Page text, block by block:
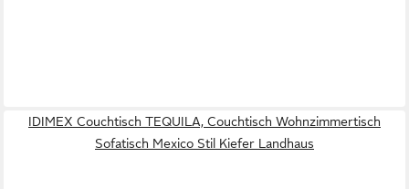
IDIMEX Couchtisch TEQUILA, Couchtisch Wohnzimmertisch
Sofatisch Mexico Stil Kiefer Landhaus